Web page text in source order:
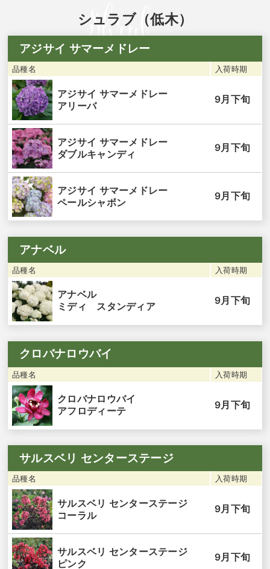
シュラブ（低木）
アジサイ サマーメドレー
品種名 入荷時期
アジサイ サマーメドレー
アリーバ
9月下旬
アジサイ サマーメドレー
ダブルキャンディ
9月下旬
アジサイ サマーメドレー
ペールシャボン
9月下旬
アナベル
品種名 入荷時期
アナベル
ミディ スタンディア
9月下旬
クロバナロウバイ
品種名 入荷時期
クロバナロウバイ
アフロディーテ
9月下旬
サルスベリ センターステージ
品種名 入荷時期
サルスベリ センターステージ
コーラル
9月下旬
サルスベリ センターステージ
ピンク
9月下旬